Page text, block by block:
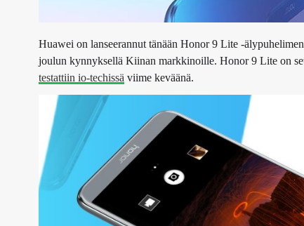
Huawei on lanseerannut tänään Honor 9 Lite -
joulun kynnyksellä Kiinan markkinoille. Honor 9 Lite on
testattiin io-techissä viime keväänä.